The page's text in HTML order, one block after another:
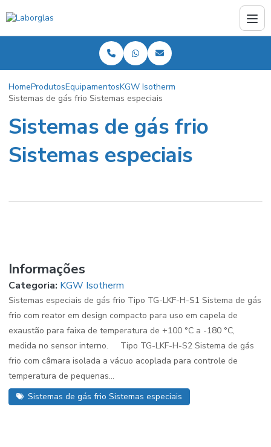
HomeProdutosEquipamentosKGW Isotherm
Sistemas de gás frio Sistemas especiais
Sistemas de gás frio
Sistemas especiais
Informações
Categoria: KGW Isotherm
Sistemas especiais de gás frio Tipo TG-LKF-H-S1 Sistema de gás
frio com reator em design compacto para uso em capela de
exaustão para faixa de temperatura de +100 °C a -180 °C,
medida no sensor interno. Tipo TG-LKF-H-S2 Sistema de gás
frio com câmara isolada a vácuo acoplada para controle de
temperatura de pequenas...
Sistemas de gás frio Sistemas especiais